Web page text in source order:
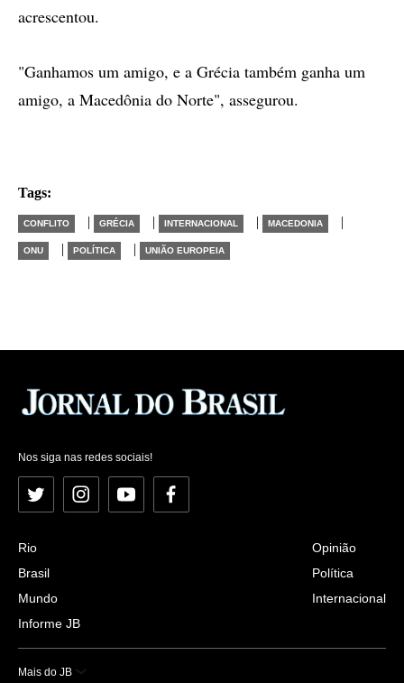
acrescentou.
"Ganhamos um amigo, e a Grécia também ganha um
amigo, a Macedônia do Norte", assegurou.
Tags:
CONFLITO | GRÉCIA | INTERNACIONAL | MACEDONIA |
ONU | POLÍTICA | UNIÃO EUROPEIA
Nos siga nas redes sociais!
Twitter InstagramYouTubeFacebook
Rio
Brasil
Mundo
Informe JB
Opinião
Política
Internacional
Mais do JB